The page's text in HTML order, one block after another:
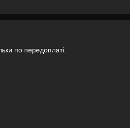
по передоплаті.